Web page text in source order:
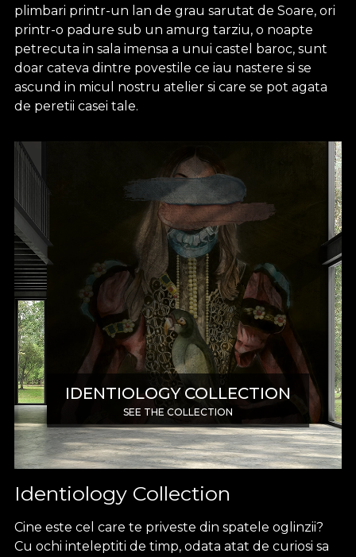
plimbari printr-un lan de grau sarutat de Soare, ori
printr-o padure sub un amurg tarziu, o noapte
petrecuta in sala imensa a unui castel baroc, sunt
doar cateva dintre povestile ce iau nastere si se
ascund in micul nostru atelier si care se pot agata
de peretii casei tale.
IDENTIOLOGY COLLECTION
SEE THE COLLECTION
Identiology Collection
Cine este cel care te priveste din spatele oglinzii?
Cu ochi inteleptiti de timp, odata atat de curiosi sa